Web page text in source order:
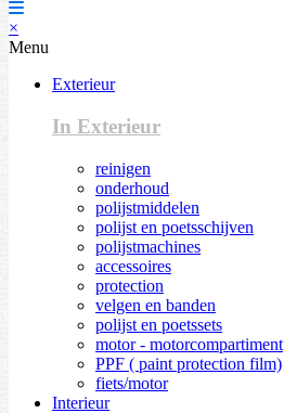
×
Menu
Exterieur
In Exterieur
reinigen
onderhoud
polijstmiddelen
polijst en poetsschijven
polijstmachines
accessoires
protection
velgen en banden
polijst en poetssets
motor - motorcompartiment
PPF ( paint protection film)
fiets/motor
Interieur